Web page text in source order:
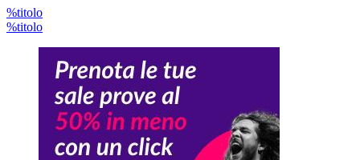
%titolo
%titolo